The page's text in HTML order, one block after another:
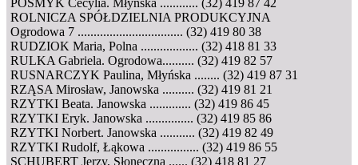
POSMYK Cecylia. Młyńska ............ (32) 419 87 42
ROLNICZA SPÓŁDZIELNIA PRODUKCYJNA
Ogrodowa 7 ................................. (32) 419 80 38
RUDZIOK Maria, Polna .................. (32) 418 81 33
RULKA Gabriela. Ogrodowa.......... (32) 419 82 57
RUSNARCZYK Paulina, Młyńska ........ (32) 419 87 31
RZĄSA Mirosław, Janowska .......... (32) 419 81 21
RZYTKI Beata. Janowska ............. (32) 419 86 45
RZYTKI Eryk. Janowska ............... (32) 419 85 86
RZYTKI Norbert. Janowska ........... (32) 419 82 49
RZYTKI Rudolf, Łąkowa ................ (32) 419 86 55
SCHUBERT Jerzy, Słoneczna ...... (32) 418 81 27